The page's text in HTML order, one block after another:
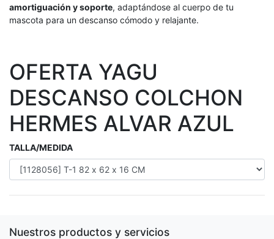
amortiguación y soporte, adaptándose al cuerpo de tu
mascota para un descanso cómodo y relajante.
OFERTA YAGU
DESCANSO COLCHON
HERMES ALVAR AZUL
TALLA/MEDIDA
Nuestros productos y servicios